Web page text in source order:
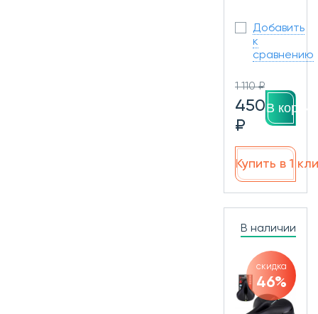
Добавить
к
сравнению
1 110 ₽
450
₽
В
Купить в 1
В наличии
скидка
46%